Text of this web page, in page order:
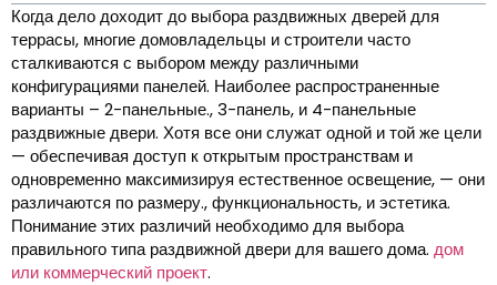
Когда дело доходит до выбора раздвижных дверей для
террасы, многие домовладельцы и строители часто
сталкиваются с выбором между различными
конфигурациями панелей. Наиболее распространенные
варианты – 2-панельные., 3-панель, и 4-панельные
раздвижные двери. Хотя все они служат одной и той же цели
— обеспечивая доступ к открытым пространствам и
одновременно максимизируя естественное освещение, — они
различаются по размеру., функциональность, и эстетика.
Понимание этих различий необходимо для выбора
правильного типа раздвижной двери для вашего дома. дом
или коммерческий проект.